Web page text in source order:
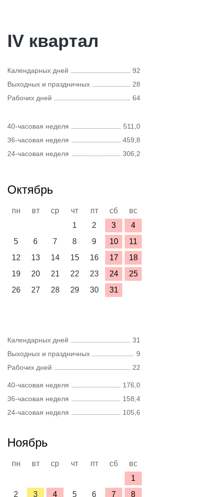
IV квартал
Календарных дней
92
Выходных и праздничных
28
Рабочих дней
64
40-часовая неделя
511,0
36-часовая неделя
459,8
24-часовая неделя
306,2
Октябрь
пн вт ср чт пт сб
вс
1
2 3
4
5
6 7 8 9 10
11
12
13 14 15 16 17
18
19
20 21 22 23 24
25
26
27 28 29 30 31
Календарных дней
31
Выходных и праздничных
9
Рабочих дней
22
40-часовая неделя
176,0
36-часовая неделя
158,4
24-часовая неделя
105,6
Ноябрь
пн вт ср чт пт сб
вс
1
2
3 4 5 6 7 8